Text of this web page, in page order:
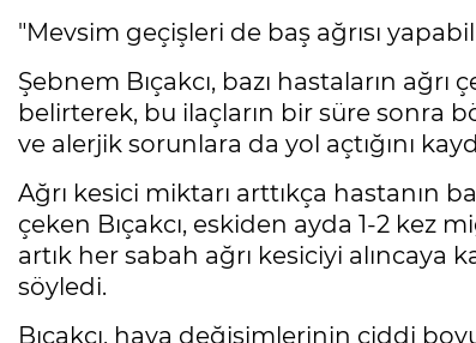
"Mevsim geçişleri de baş ağrısı
Şebnem Bıçakcı, bazı hastaların ağrı
belirterek, bu ilaçların bir süre sonra
ve alerjik sorunlara da yol açtığını
Ağrı kesici miktarı arttıkça hastanın
çeken Bıçakcı, eskiden ayda 1-2 kez
artık her sabah ağrı kesiciyi alıncaya
söyledi.
Bıçakcı, hava değişimlerinin ciddi